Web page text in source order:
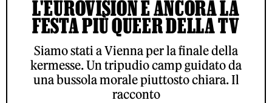
L'EUROVISION È ANCORA LA
FESTA PIÙ QUEER DELLA TV
Siamo stati a Vienna per la finale della
kermesse. Un tripudio camp guidato da
una bussola morale piuttosto chiara. Il
racconto